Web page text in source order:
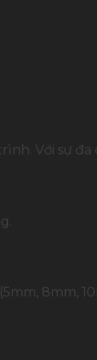
Với sự đa
8mm,